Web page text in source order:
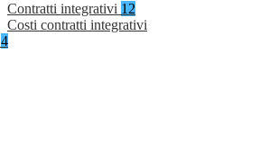
Contratti integrativi 12
Costi contratti integrativi
4